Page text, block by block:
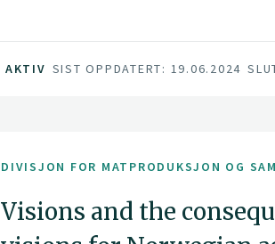
AKTIV SIST OPPDATERT: 19.06.2024
DIVISJON FOR MATPRODUKSJON OG
Visions and the